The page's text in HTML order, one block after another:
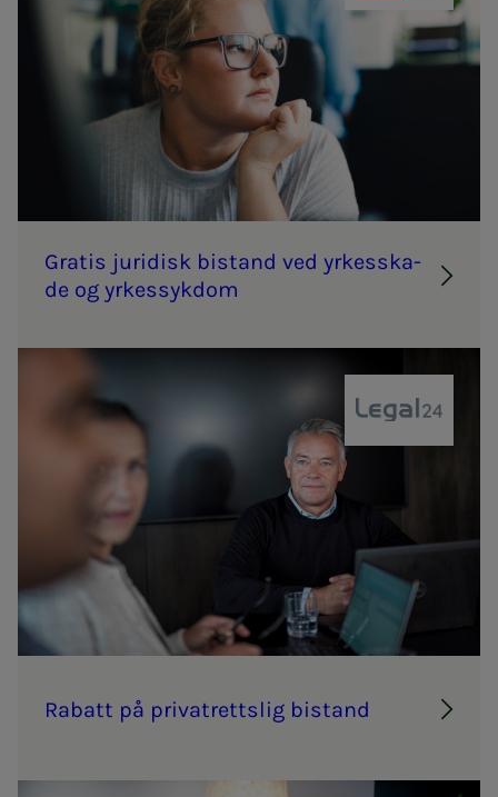
Gra­­­tis ju­ri­­­disk bi­­­stand ved yr­­­kes­­­ska­­­
de og yr­­­kes­­­syk­­­dom
Legal24
Ra­­­batt på pri­vat­retts­­­lig bi­­­stand